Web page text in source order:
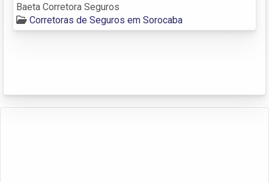
Baeta Corretora Seguros
Corretoras de Seguros em Sorocaba